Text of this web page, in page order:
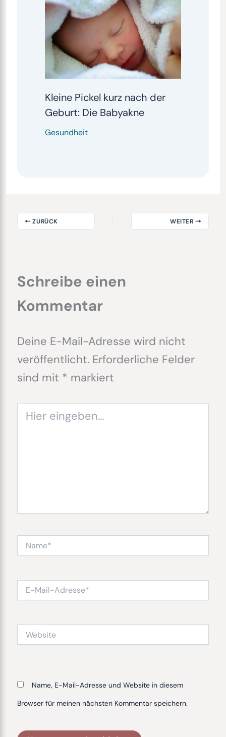
Kleine Pickel kurz nach der
Geburt: Die Babyakne
Gesundheit
ZURÜCK WEITER
Schreibe einen
Kommentar
Deine E-Mail-Adresse wird nicht
veröffentlicht. Erforderliche Felder
sind mit * markiert
eingeben…
Mail-
Name, E-Mail-Adresse und Website in diesem
Browser für meinen nächsten Kommentar speichern.